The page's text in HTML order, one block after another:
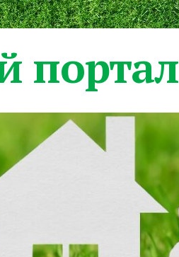
портал